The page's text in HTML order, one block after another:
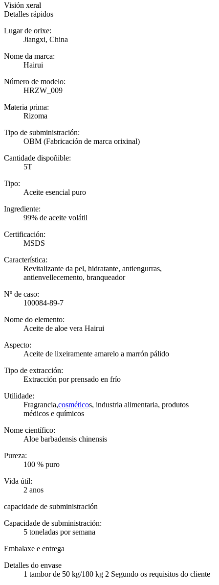
Visión xeral
Detalles rápidos
Lugar de orixe:
Jiangxi, China
Nome da marca:
Hairui
Número de modelo:
HRZW_009
Materia prima:
Rizoma
Tipo de subministración:
OBM (Fabricación de marca orixinal)
Cantidade dispoñible:
5T
Tipo:
Aceite esencial puro
Ingrediente:
99% de aceite volátil
Certificación:
MSDS
Característica:
Revitalizante da pel, hidratante, antiengurras,
antienvellecemento, branqueador
Nº de caso:
100084-89-7
Nome do elemento:
Aceite de aloe vera Hairui
Aspecto:
Aceite de lixeiramente amarelo a marrón pálido
Tipo de extracción:
Extracción por prensado en frío
Utilidade:
Fragrancia,cosméticos, industria alimentaria, produtos
médicos e químicos
Nome científico:
Aloe barbadensis chinensis
Pureza:
100 % puro
Vida útil:
2 anos
capacidade de subministración
Capacidade de subministración:
5 toneladas por semana
Embalaxe e entrega
Detalles do envase
1 tambor de 50 kg/180 kg 2 Segundo os requisitos do cliente